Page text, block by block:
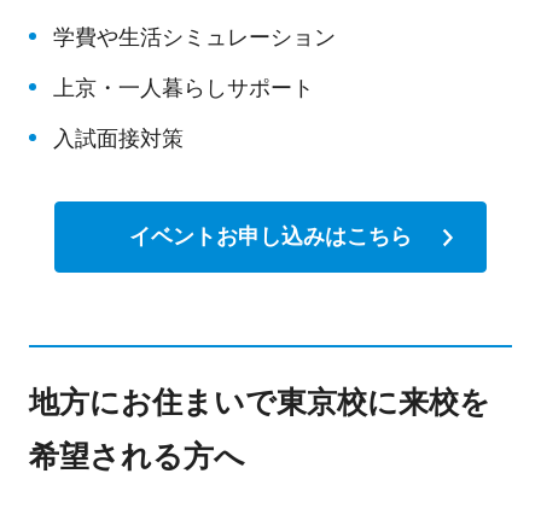
学費や生活シミュレーション
上京・一人暮らしサポート
入試面接対策
イベントお申し込みはこちら
地方にお住まいで東京校に来校を
希望される方へ